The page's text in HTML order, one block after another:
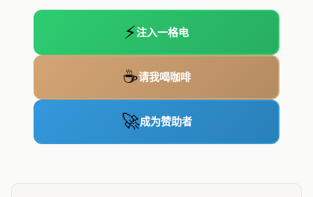
⚡注入一格电
☕请我喝咖啡
🚀成为赞助者